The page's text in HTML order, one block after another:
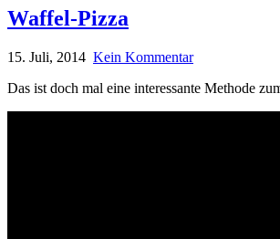
Waffel-Pizza
15. Juli, 2014 Kein Kommentar
Das ist doch mal eine interessante Methode